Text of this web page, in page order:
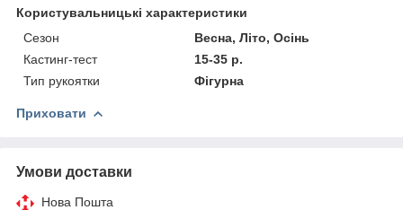
Користувальницькі характеристики
Сезон
Весна, Літо, Осінь
Кастинг-тест
15-35 р.
Тип рукоятки
Фігурна
Приховати
Умови доставки
Нова Пошта